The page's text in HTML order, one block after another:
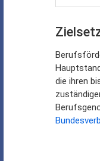
die ihren